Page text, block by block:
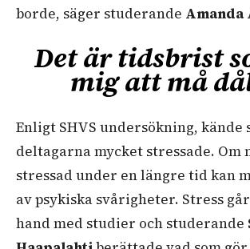
borde, säger studerande Amanda
Det är tidsbrist
mig att må
Enligt SHVS undersökning, kände
deltagarna mycket stressade. Om
stressad under en längre tid kan
av psykiska svårigheter. Stress
hand med studier och studerande